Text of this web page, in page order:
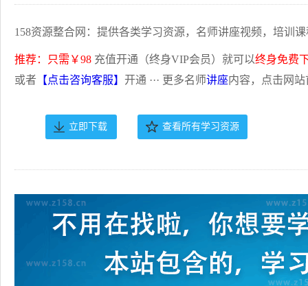
158资源整合网：提供各类学习资源，名师讲座视频，培训
推荐：只需￥98 充值开通（终身VIP会员）就可以终身免费
或者 【点击咨询客服】 开通 ··· 更多名师讲座内容，点击网
立即下载 查看所有学习资源